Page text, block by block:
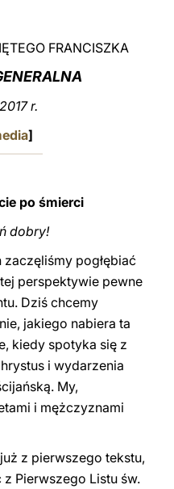
FRANCISZKA
r.
]
po śmierci
dobry!
pogłębiać
perspektywie pewne
Dziś chcemy
jakiego nabiera ta
kiedy spotyka się z
i wydarzenia
My,
i mężczyznami
z pierwszego tekstu,
z Pierwszego Listu św.